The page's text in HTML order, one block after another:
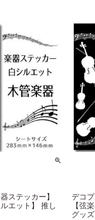
ステッカー】
エット】 推し
デコ
【弦
グッズ